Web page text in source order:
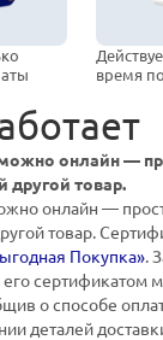
время
онлайн —
другой товар.
онлайн —
товар.
Покупка».
его сертификатом
о способе
деталей